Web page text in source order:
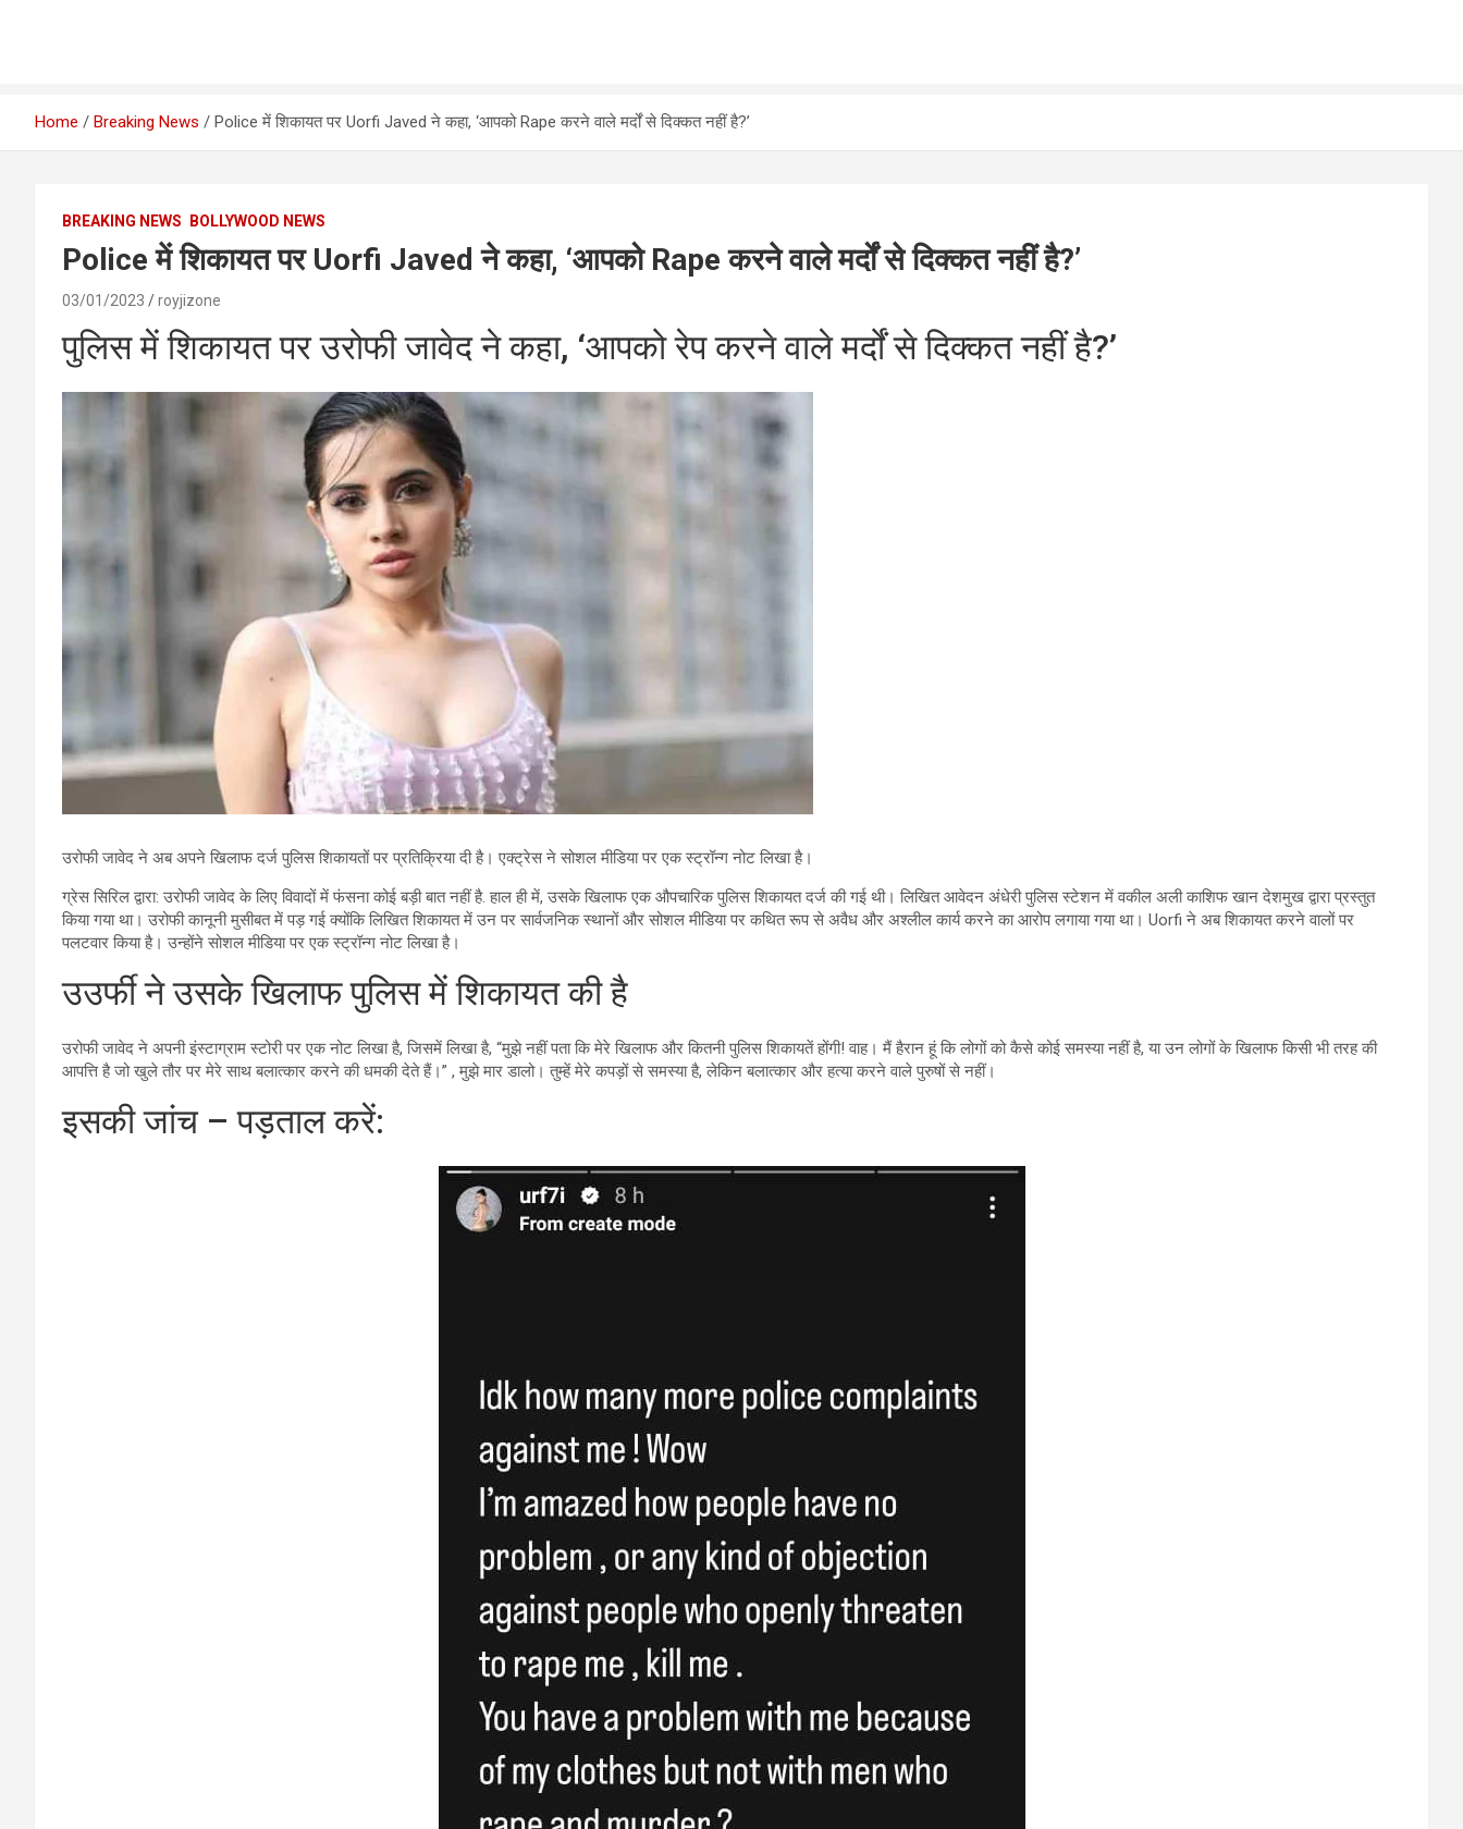
Home Breaking News Police में शिकायत पर Uorfi Javed ने कहा, ‘आपको Rape करने वाले मर्दों से दिक्कत नहीं है?’
BREAKING NEWS BOLLYWOOD NEWS
Police में शिकायत पर Uorfi Javed ने कहा, ‘आपको Rape करने वाले मर्दों से दिक्कत नहीं है?’
03/01/2023 royjizone
पुलिस में शिकायत पर उरोफी जावेद ने कहा, ‘आपको रेप करने वाले मर्दों से दिक्कत नहीं है?’
उरोफी जावेद ने अब अपने खिलाफ दर्ज पुलिस शिकायतों पर प्रतिक्रिया दी है। एक्ट्रेस ने सोशल मीडिया पर एक स्ट्रॉन्ग नोट लिखा है।
ग्रेस सिरिल द्वारा: उरोफी जावेद के लिए विवादों में फंसना कोई बड़ी बात नहीं है. हाल ही में, उसके खिलाफ एक औपचारिक पुलिस शिकायत दर्ज की गई थी। लिखित आवेदन अंधेरी पुलिस स्टेशन में वकील अली काशिफ खान देशमुख द्वारा प्रस्तुत
किया गया था। उरोफी कानूनी मुसीबत में पड़ गई क्योंकि लिखित शिकायत में उन पर सार्वजनिक स्थानों और सोशल मीडिया पर कथित रूप से अवैध और अश्लील कार्य करने का आरोप लगाया गया था। Uorfi ने अब शिकायत करने वालों पर
पलटवार किया है। उन्होंने सोशल मीडिया पर एक स्ट्रॉन्ग नोट लिखा है।
उउर्फी ने उसके खिलाफ पुलिस में शिकायत की है
उरोफी जावेद ने अपनी इंस्टाग्राम स्टोरी पर एक नोट लिखा है, जिसमें लिखा है, “मुझे नहीं पता कि मेरे खिलाफ और कितनी पुलिस शिकायतें होंगी! वाह। मैं हैरान हूं कि लोगों को कैसे कोई समस्या नहीं है, या उन लोगों के खिलाफ किसी भी तरह की
आपत्ति है जो खुले तौर पर मेरे साथ बलात्कार करने की धमकी देते हैं।” , मुझे मार डालो। तुम्हें मेरे कपड़ों से समस्या है, लेकिन बलात्कार और हत्या करने वाले पुरुषों से नहीं।
इसकी जांच – पड़ताल करें: